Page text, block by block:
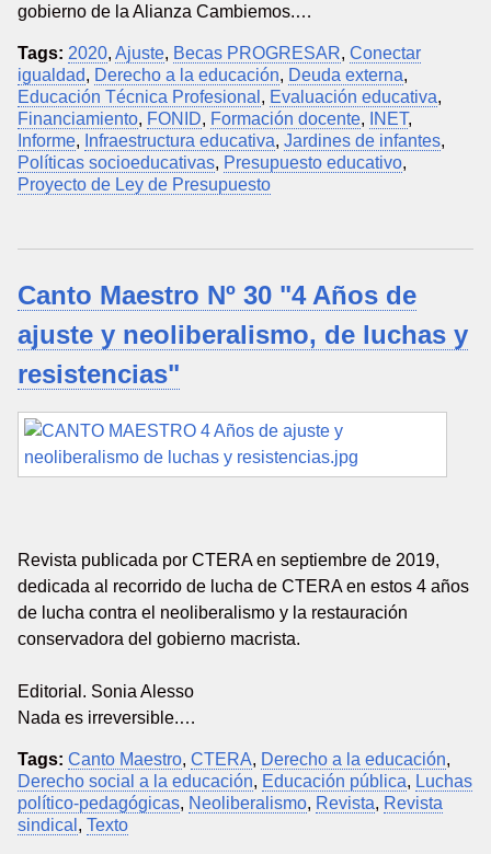
gobierno de la Alianza Cambiemos.…
Tags: 2020, Ajuste, Becas PROGRESAR, Conectar
igualdad, Derecho a la educación, Deuda externa,
Educación Técnica Profesional , Evaluación educativa,
Financiamiento, FONID, Formación docente, INET,
Informe, Infraestructura educativa, Jardines de infantes,
Políticas socioeducativas, Presupuesto educativo,
Proyecto de Ley de Presupuesto
Canto Maestro Nº 30 "4 Años de
ajuste y neoliberalismo, de luchas y
resistencias"
Revista publicada por CTERA en septiembre de 2019,
dedicada al recorrido de lucha de CTERA en estos 4 años
de lucha contra el neoliberalismo y la restauración
conservadora del gobierno macrista.
Editorial. Sonia Alesso
Nada es irreversible.…
Tags: Canto Maestro, CTERA, Derecho a la educación,
Derecho social a la educación, Educación pública, Luchas
político-pedagógicas, Neoliberalismo, Revista, Revista
sindical , Texto